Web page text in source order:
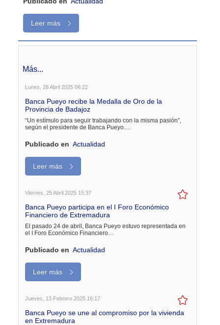
Leer más
Más...
Lunes, 28 Abril 2025 06:22
Banca Pueyo recibe la Medalla de Oro de la
Provincia de Badajoz
“Un estímulo para seguir trabajando con la misma pasión”,
según el presidente de Banca Pueyo.…
Publicado en Actualidad
Leer más
Viernes, 25 Abril 2025 15:37
Banca Pueyo participa en el I Foro Económico
Financiero de Extremadura
El pasado 24 de abril, Banca Pueyo estuvo representada en
el I Foro Económico Financiero…
Publicado en Actualidad
Leer más
Jueves, 13 Febrero 2025 16:17
Banca Pueyo se une al compromiso por la vivienda
en Extremadura